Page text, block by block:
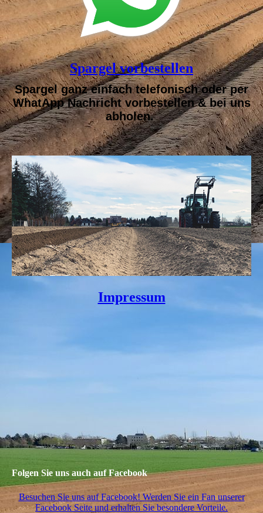
Spargel vorbestellen
Spargel ganz einfach telefonisch oder per
WhatApp Nachricht vorbestellen & bei uns
abholen.
Impressum
Folgen Sie uns auch auf Facebook
Besuchen Sie uns auf Facebook! Werden Sie ein Fan unserer
Facebook Seite und erhalten Sie besondere Vorteile.